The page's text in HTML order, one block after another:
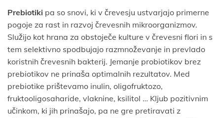
Prebiotiki pa so snovi, ki v črevesju ustvarjajo primerne
pogoje za rast in razvoj črevesnih mikroorganizmov.
Služijo kot hrana za obstoječe kulture v črevesni flori in s
tem selektivno spodbujajo razmnoževanje in prevlado
koristnih črevesnih bakterij. Jemanje probiotikov brez
prebiotikov ne prinaša optimalnih rezultatov. Med
prebiotike prištevamo inulin, oligofruktozo,
fruktooligosaharide, vlaknine, ksilitol … Kljub pozitivnim
učinkom, ki jih prinašajo, pa ne gre pretiravati z